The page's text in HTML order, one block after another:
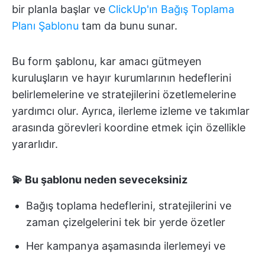
bir planla başlar ve ClickUp'ın Bağış Toplama
Planı Şablonu tam da bunu sunar.
Bu form şablonu, kar amacı gütmeyen
kuruluşların ve hayır kurumlarının hedeflerini
belirlemelerine ve stratejilerini özetlemelerine
yardımcı olur. Ayrıca, ilerleme izleme ve takımlar
arasında görevleri koordine etmek için özellikle
yararlıdır.
💫 Bu şablonu neden seveceksiniz
Bağış toplama hedeflerini, stratejilerini ve
zaman çizelgelerini tek bir yerde özetler
Her kampanya aşamasında ilerlemeyi ve